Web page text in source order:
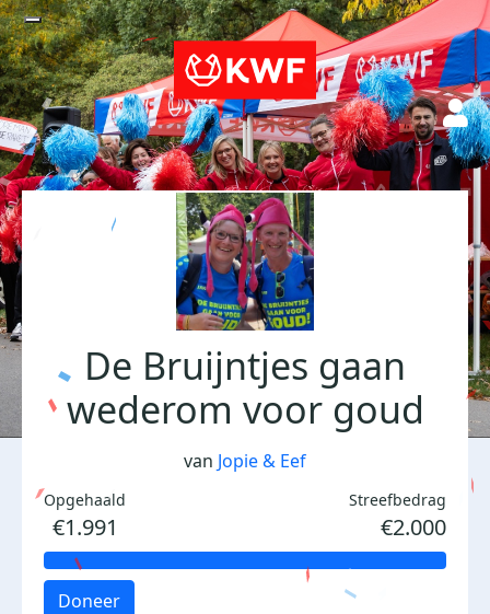
De Bruijntjes gaan
wederom voor goud
van Jopie & Eef
Opgehaald
€1.991
Streefbedrag
€2.000
Doneer